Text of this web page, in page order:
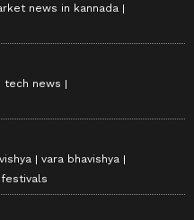
news in kannada
tech news
vara bhavishya
festivals